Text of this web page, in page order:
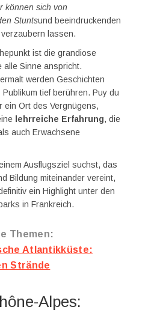
können sich von
Stuntsund beeindruckenden
lassen.
ist die grandiose
alle Sinne anspricht.
werden Geschichten
tief berühren. Puy du
ein Ort des Vergnügens,
lehrreiche Erfahrung, die
auch Erwachsene
Ausflugsziel suchst, das
Bildung miteinander vereint,
ein Highlight unter den
in Frankreich.
Themen:
Atlantikküste:
Strände
Alpes: